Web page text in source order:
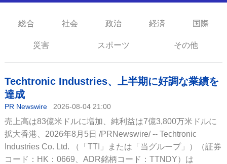
総合 社会 政治 経済 国際
災害 スポーツ その他
Techtronic Industries、上半期に好調な業績を
達成
PR Newswire 2026-08-04 21:00
売上高は83億米ドルに増加、純利益は7億3,800万米ドルに
拡大香港、2026年8月5日 /PRNewswire/ -- Techtronic
Industries Co. Ltd. （「TTI」または「当グループ」）（証券
コード：HK：0669、ADR銘柄コード：TTNDY）は